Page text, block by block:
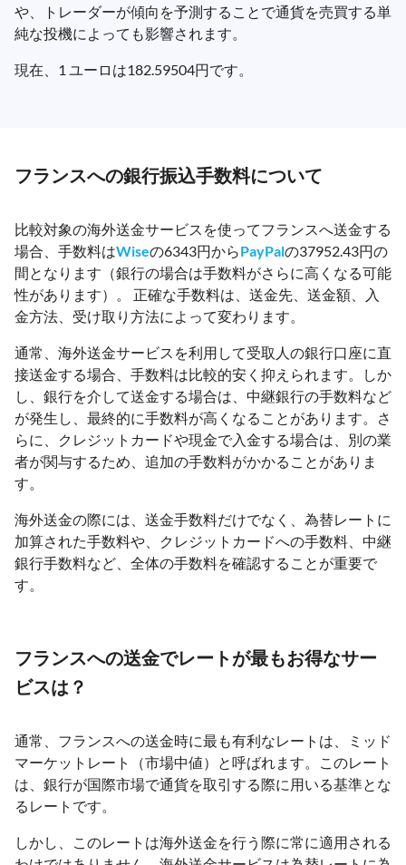
や、トレーダーが傾向を予測することで通貨を売買する単
純な投機によっても影響されます。
現在、1 ユーロは182.59504円です。
フランスへの銀行振込手数料について
比較対象の海外送金サービスを使ってフランスへ送金する
場合、手数料はWiseの6343円からPayPalの37952.43円の
間となります（銀行の場合は手数料がさらに高くなる可能
性があります）。 正確な手数料は、送金先、送金額、入
金方法、受け取り方法によって変わります。
通常、海外送金サービスを利用して受取人の銀行口座に直
接送金する場合、手数料は比較的安く抑えられます。しか
し、銀行を介して送金する場合は、中継銀行の手数料など
が発生し、最終的に手数料が高くなることがあります。さ
らに、クレジットカードや現金で入金する場合は、別の業
者が関与するため、追加の手数料がかかることがありま
す。
海外送金の際には、送金手数料だけでなく、為替レートに
加算された手数料や、クレジットカードへの手数料、中継
銀行手数料など、全体の手数料を確認することが重要で
す。
フランスへの送金でレートが最もお得なサー
ビスは？
通常、フランスへの送金時に最も有利なレートは、ミッド
マーケットレート（市場中値）と呼ばれます。このレート
は、銀行が国際市場で通貨を取引する際に用いる基準とな
るレートです。
しかし、このレートは海外送金を行う際に常に適用される